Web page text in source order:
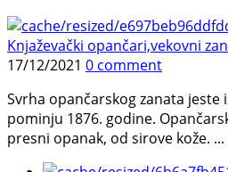
Knjaževački opančari,vekovni
17/12/2021 0 comment
Svrha opančarskog zanata
pominju 1876. godine.
presni opanak, od sirove kože. ...